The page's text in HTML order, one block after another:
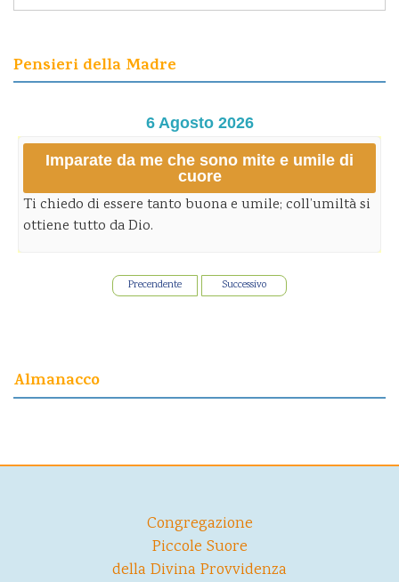
Pensieri della Madre
6 Agosto 2026
Imparate da me che sono mite e umile di
cuore
Ti chiedo di essere tanto buona e umile; coll’umiltà si
ottiene tutto da Dio.
Precendente Successivo
Almanacco
Congregazione
Piccole Suore
della Divina Provvidenza